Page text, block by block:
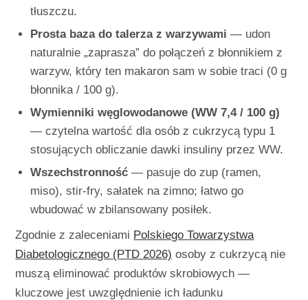
tłuszczu.
Prosta baza do talerza z warzywami — udon
naturalnie „zaprasza” do połączeń z błonnikiem z
warzyw, który ten makaron sam w sobie traci (0 g
błonnika / 100 g).
Wymienniki węglowodanowe (WW 7,4 / 100 g)
— czytelna wartość dla osób z cukrzycą typu 1
stosujących obliczanie dawki insuliny przez WW.
Wszechstronność — pasuje do zup (ramen,
miso), stir-fry, sałatek na zimno; łatwo go
wbudować w zbilansowany posiłek.
Zgodnie z zaleceniami Polskiego Towarzystwa
Diabetologicznego (PTD 2026) osoby z cukrzycą nie
muszą eliminować produktów skrobiowych —
kluczowe jest uwzględnienie ich ładunku